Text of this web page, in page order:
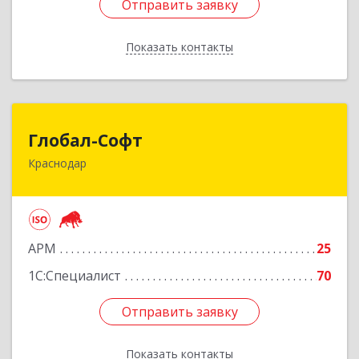
Отправить заявку
Показать контакты
Отправить заявку
Назад
Глобал-Софт
Краснодар
АРМ
25
1С:Специалист
70
Отправить заявку
Показать контакты
350018, Краснодарский край, Краснодар г,
Отправить заявку
Назад